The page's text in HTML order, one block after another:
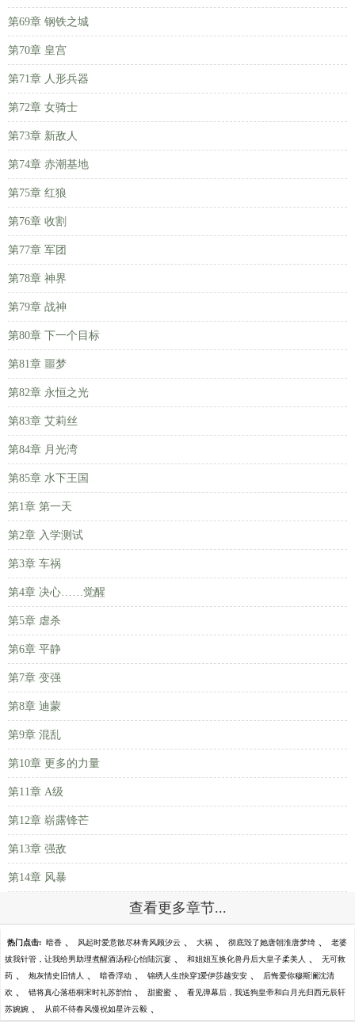
第69章 钢铁之城
第70章 皇宫
第71章 人形兵器
第72章 女骑士
第73章 新敌人
第74章 赤潮基地
第75章 红狼
第76章 收割
第77章 军团
第78章 神界
第79章 战神
第80章 下一个目标
第81章 噩梦
第82章 永恒之光
第83章 艾莉丝
第84章 月光湾
第85章 水下王国
第1章 第一天
第2章 入学测试
第3章 车祸
第4章 决心……觉醒
第5章 虐杀
第6章 平静
第7章 变强
第8章 迪蒙
第9章 混乱
第10章 更多的力量
第11章 A级
第12章 崭露锋芒
第13章 强敌
第14章 风暴
查看更多章节...
热门点击: 暗香 、 风起时爱意散尽林青风顾汐云 、 大祸 、 彻底毁了她唐朝淮唐梦绮 、 老婆
拔我针管，让我给男助理煮醒酒汤程心怡陆沉宴 、 和姐姐互换化兽丹后大皇子柔美人 、 无可救
药 、 炮灰情史旧情人 、 暗香浮动 、 锦绣人生[快穿]爱伊莎越安安 、 后悔爱你穆斯澜沈清
欢 、 错将真心落梧桐宋时礼苏韵怡 、 甜蜜蜜 、 看见弹幕后，我送狗皇帝和白月光归西元辰轩
苏婉婉 、 从前不待春风慢祝如星许云毅 、